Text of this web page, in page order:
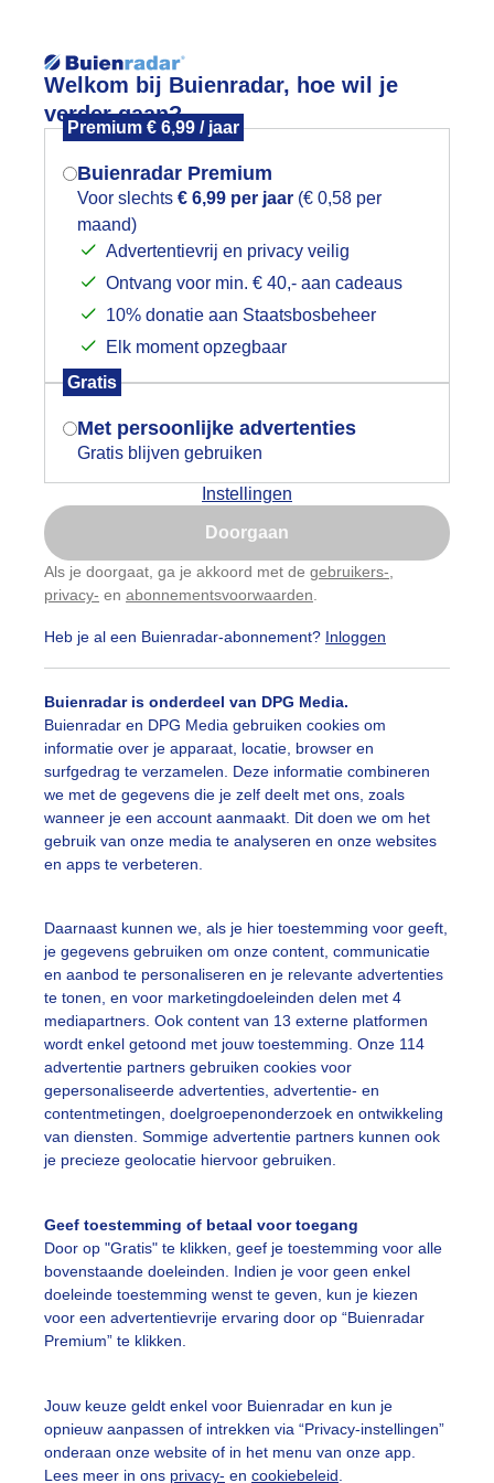
Welkom bij Buienradar, hoe wil je
verder gaan?
Premium € 6,99 / jaar
Buienradar Premium
Voor slechts € 6,99 per jaar (€ 0,58 per
maand)
Advertentievrij en privacy veilig
Ontvang voor min. € 40,- aan cadeaus
10% donatie aan Staatsbosbeheer
Elk moment opzegbaar
Gratis
Met persoonlijke advertenties
Gratis blijven gebruiken
Instellingen
Doorgaan
Als je doorgaat, ga je akkoord met de gebruikers-
privacy- en abonnementsvoorwaarden
Heb je al een Buienradar-abonnement? Inloggen
Buienradar is onderdeel van DPG Media.
Buienradar en DPG Media gebruiken cookies om
informatie over je apparaat, locatie, browser en
surfgedrag te verzamelen. Deze informatie combineren
we met de gegevens die je zelf deelt met ons, zoals
wanneer je een account aanmaakt. Dit doen we om het
gebruik van onze media te analyseren en onze websites
en apps te verbeteren.
Daarnaast kunnen we, als je hier toestemming voor geeft,
je gegevens gebruiken om onze content, communicatie
en aanbod te personaliseren en je relevante advertenties
te tonen, en voor marketingdoeleinden delen met 4
mediapartners. Ook content van 13 externe platformen
wordt enkel getoond met jouw toestemming. Onze 114
advertentie partners gebruiken cookies voor
gepersonaliseerde advertenties, advertentie- en
contentmetingen, doelgroepenonderzoek en ontwikkeling
van diensten. Sommige advertentie partners kunnen ook
je precieze geolocatie hiervoor gebruiken.
Geef toestemming of betaal voor toegang
Door op "Gratis" te klikken, geef je toestemming voor alle
bovenstaande doeleinden. Indien je voor geen enkel
doeleinde toestemming wenst te geven, kun je kiezen
voor een advertentievrije ervaring door op “Buienradar
Premium” te klikken.
Jouw keuze geldt enkel voor Buienradar en kun je
opnieuw aanpassen of intrekken via “Privacy-instellingen”
onderaan onze website of in het menu van onze app.
Lees meer in ons privacy- en cookiebeleid
Lees meer.
Foto en video Weerzine
boven
vanuit kikvorsperspectief gezien
Tulpen Koningsdag
slideshow
vragen
Mijn weer
Mogen we je locatie gebruiken voor
het weer?
Indien je hier nog geen akkoord op hebt
gegeven, verschijnt er zo een pop-up uit
je browser waarin deze toestemming
gevraagd wordt.
Is goed, toon de popup
Nu niet, misschien later
Gebruik je Safari en wil je niet elke dag deze pop-up
Klikhierom dit aan te passen